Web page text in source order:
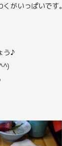
がいっぱいです。
う♪